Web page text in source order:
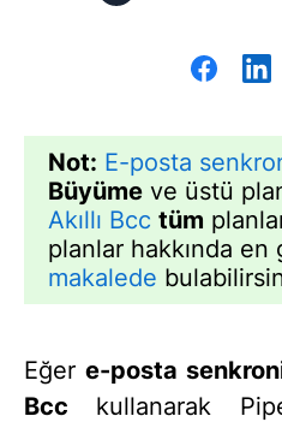
Not: E-posta
Büyüme ve üstü
Akıllı Bcc tüm
planlar hakkında
makalede
Eğer e-posta
Bcc kullanarak